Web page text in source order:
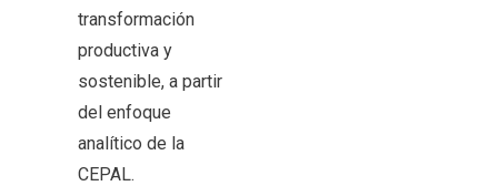
transformación
productiva y
sostenible, a partir
del enfoque
analítico de la
CEPAL.